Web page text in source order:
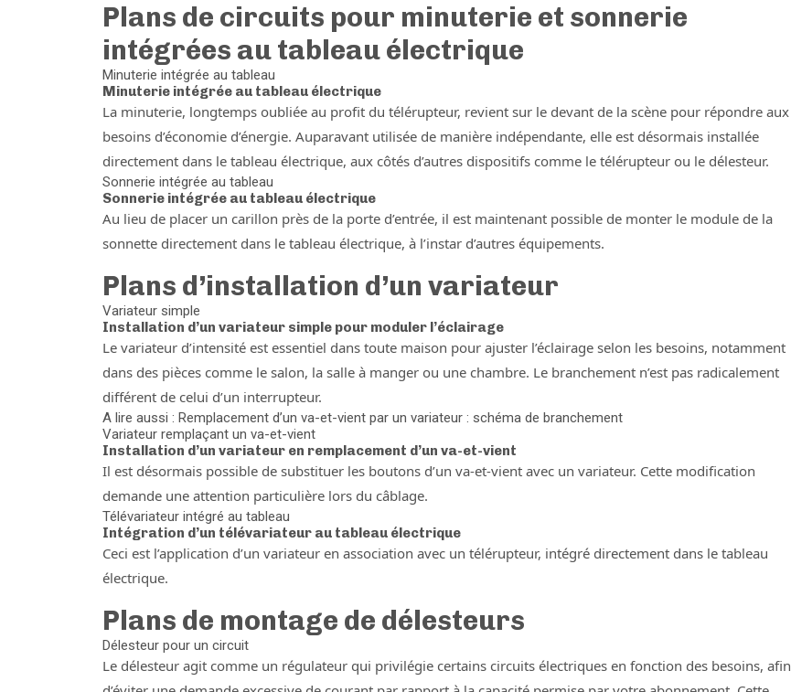
Plans de circuits pour minuterie et sonnerie
intégrées au tableau électrique
Minuterie intégrée au tableau
Minuterie intégrée au tableau électrique
La minuterie, longtemps oubliée au profit du télérupteur, revient sur le devant de la scène pour répondre aux
besoins d’économie d’énergie. Auparavant utilisée de manière indépendante, elle est désormais installée
directement dans le tableau électrique, aux côtés d’autres dispositifs comme le télérupteur ou le délesteur.
Sonnerie intégrée au tableau
Sonnerie intégrée au tableau électrique
Au lieu de placer un carillon près de la porte d’entrée, il est maintenant possible de monter le module de la
sonnette directement dans le tableau électrique, à l’instar d’autres équipements.
Plans d’installation d’un variateur
Variateur simple
Installation d’un variateur simple pour moduler l’éclairage
Le variateur d’intensité est essentiel dans toute maison pour ajuster l’éclairage selon les besoins, notamment
dans des pièces comme le salon, la salle à manger ou une chambre. Le branchement n’est pas radicalement
différent de celui d’un interrupteur.
A lire aussi : Remplacement d’un va-et-vient par un variateur : schéma de branchement
Variateur remplaçant un va-et-vient
Installation d’un variateur en remplacement d’un va-et-vient
Il est désormais possible de substituer les boutons d’un va-et-vient avec un variateur. Cette modification
demande une attention particulière lors du câblage.
Télévariateur intégré au tableau
Intégration d’un télévariateur au tableau électrique
Ceci est l’application d’un variateur en association avec un télérupteur, intégré directement dans le tableau
électrique.
Plans de montage de délesteurs
Délesteur pour un circuit
Le délesteur agit comme un régulateur qui privilégie certains circuits électriques en fonction des besoins, afin